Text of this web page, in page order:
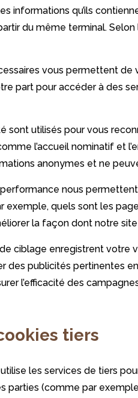
informations qu’ils
du même terminal.
vous permettent de
part pour accéder à des
sont utilisés pour vous
l’accueil nominatif et
anonymes et ne
nous
exemple, quels sont les
la façon dont notre
ciblage enregistrent votre
des publicités pertinentes
l’efficacité des
tiers
les services de tiers
parties (comme par